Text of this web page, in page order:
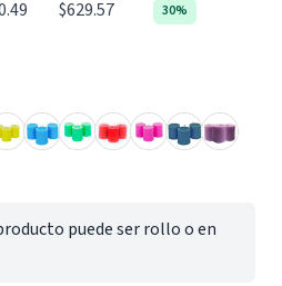
$629.57 30%
puede ser rollo o en